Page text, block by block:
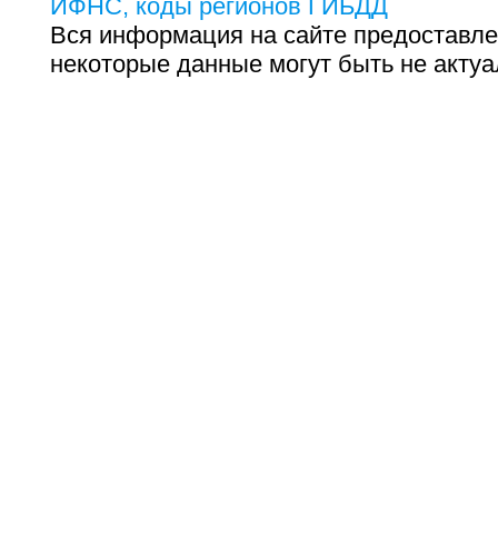
ИФНС, коды регионов ГИБДД
Вся информация на сайте
некоторые данные могут быть не